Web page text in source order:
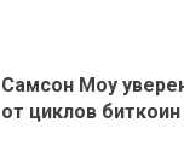
Самсон Моу
от циклов